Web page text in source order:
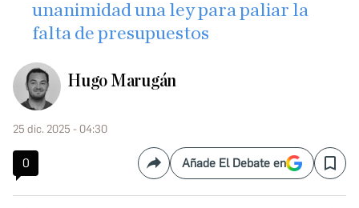
unanimidad una ley para paliar la
falta de presupuestos
Hugo Marugán
25 dic. 2025 - 04:30
0 CompartirAñade El Debate en Save